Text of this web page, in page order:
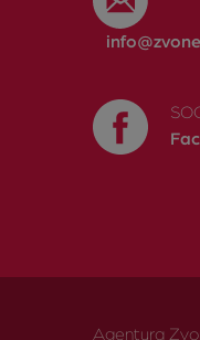
Agentura